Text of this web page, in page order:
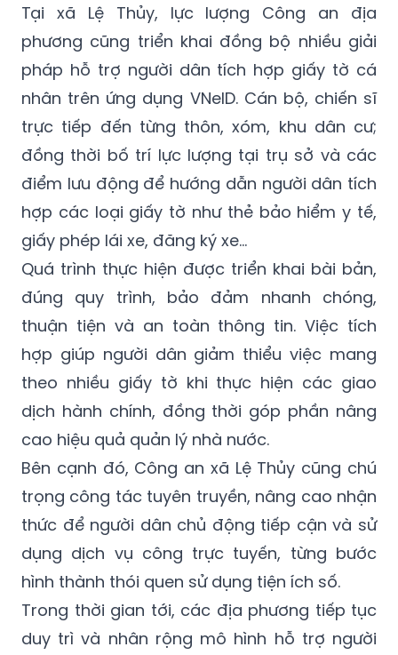
Tại xã Lệ Thủy, lực lượng Công an địa
phương cũng triển khai đồng bộ nhiều giải
pháp hỗ trợ người dân tích hợp giấy tờ cá
nhân trên ứng dụng VNeID. Cán bộ, chiến sĩ
trực tiếp đến từng thôn, xóm, khu dân cư;
đồng thời bố trí lực lượng tại trụ sở và các
điểm lưu động để hướng dẫn người dân tích
hợp các loại giấy tờ như thẻ bảo hiểm y tế,
giấy phép lái xe, đăng ký xe…
Quá trình thực hiện được triển khai bài bản,
đúng quy trình, bảo đảm nhanh chóng,
thuận tiện và an toàn thông tin. Việc tích
hợp giúp người dân giảm thiểu việc mang
theo nhiều giấy tờ khi thực hiện các giao
dịch hành chính, đồng thời góp phần nâng
cao hiệu quả quản lý nhà nước.
Bên cạnh đó, Công an xã Lệ Thủy cũng chú
trọng công tác tuyên truyền, nâng cao nhận
thức để người dân chủ động tiếp cận và sử
dụng dịch vụ công trực tuyến, từng bước
hình thành thói quen sử dụng tiện ích số.
Trong thời gian tới, các địa phương tiếp tục
duy trì và nhân rộng mô hình hỗ trợ người